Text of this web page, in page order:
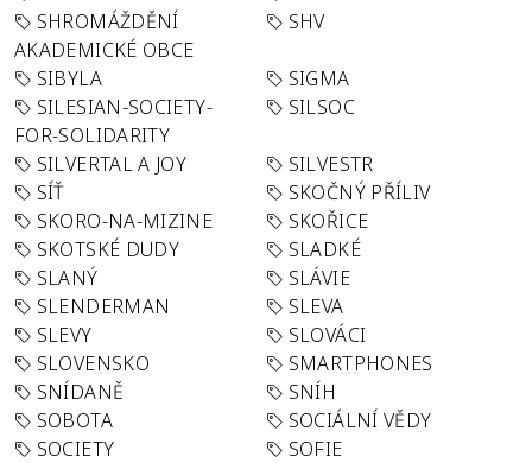
SHROMÁŽDĚNÍ
AKADEMICKÉ OBCE
SHV
SIBYLA
SIGMA
SILESIAN-SOCIETY-
FOR-SOLIDARITY
SILSOC
SILVERTAL A JOY
SILVESTR
SÍŤ
SKOČNÝ PŘÍLIV
SKORO-NA-MIZINE
SKOŘICE
SKOTSKÉ DUDY
SLADKÉ
SLANÝ
SLÁVIE
SLENDERMAN
SLEVA
SLEVY
SLOVÁCI
SLOVENSKO
SMARTPHONES
SNÍDANĚ
SNÍH
SOBOTA
SOCIÁLNÍ VĚDY
SOCIETY
SOFIE